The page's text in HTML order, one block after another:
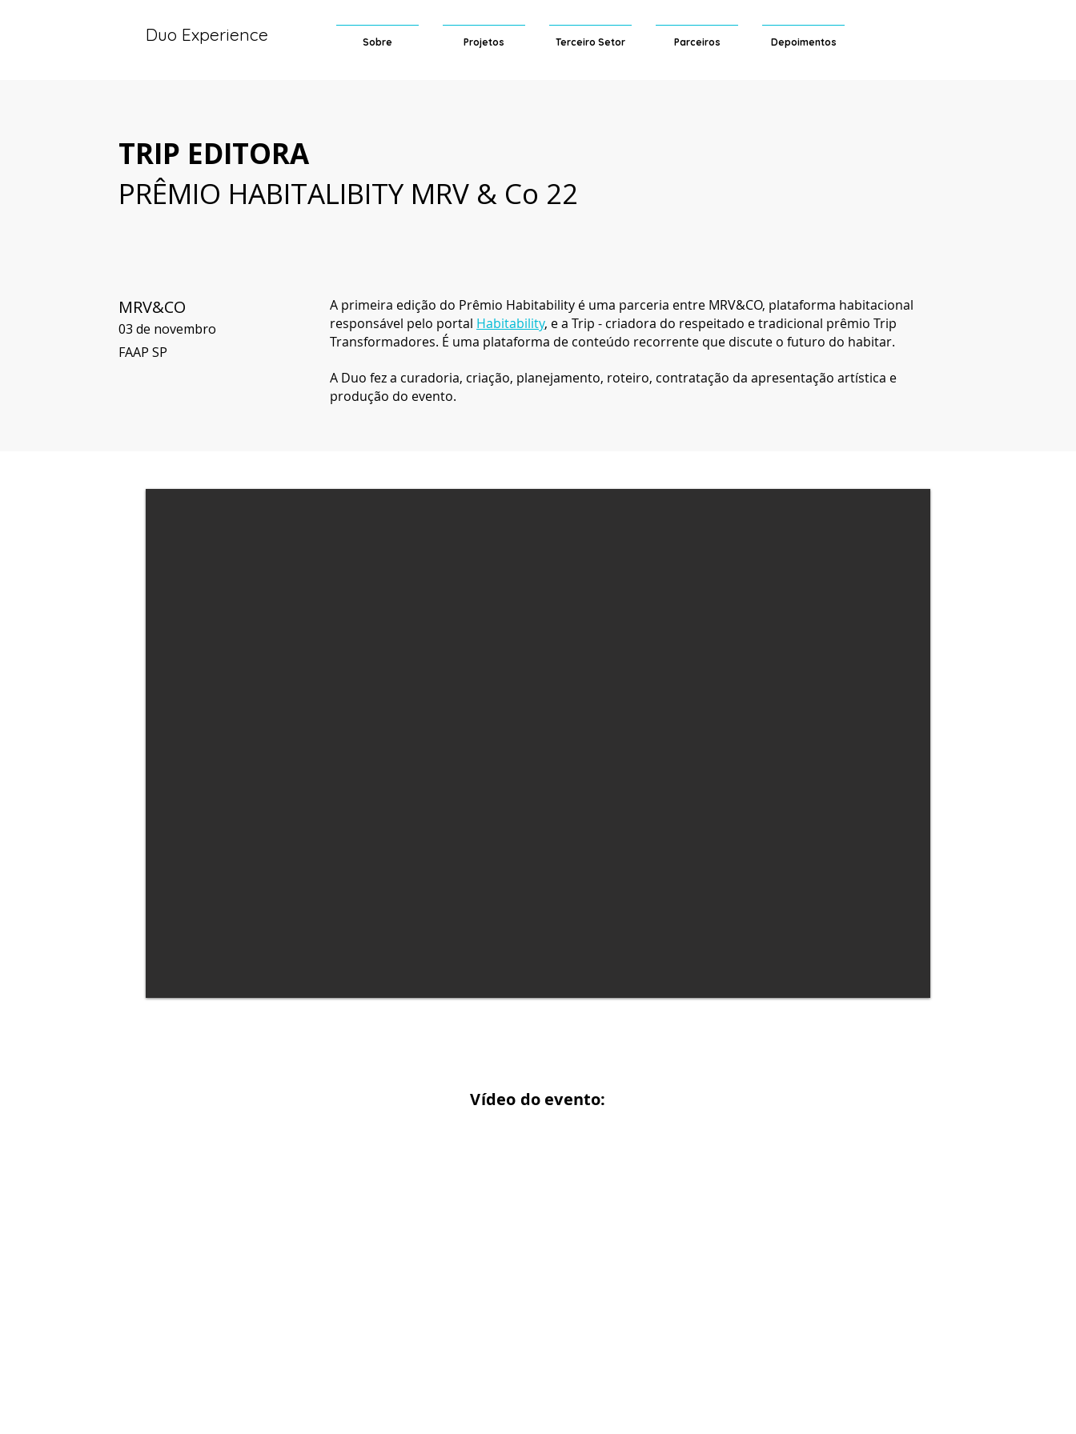
Duo Experience Sobre Projetos Terceiro Setor Parceiros Depoimentos
TRIP EDITORA
PRÊMIO HABITALIBITY MRV & Co 22
MRV&CO
03 de novembro
FAAP SP
A primeira edição do Prêmio Habitability é uma parceria entre MRV&CO, plataforma habitacional
responsável pelo portal Habitability, e a Trip - criadora do respeitado e tradicional prêmio Trip
Transformadores. É uma plataforma de conteúdo recorrente que discute o futuro do habitar.
A Duo fez a curadoria, criação, planejamento, roteiro, contratação da apresentação artística e
produção do evento.
Vídeo do evento: